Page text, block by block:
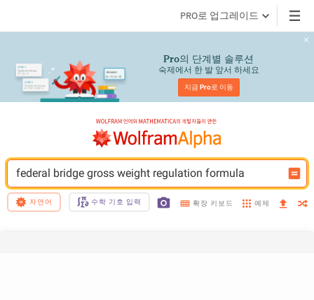
PRO로 업그레이드
Pro의 단계별 솔루션
숙제에서 한 발 앞서 하세요
지금 Pro로 이동
federal bridge gross weight regulation formula
자연어 수학 기호 입력 확장 키보드 예제